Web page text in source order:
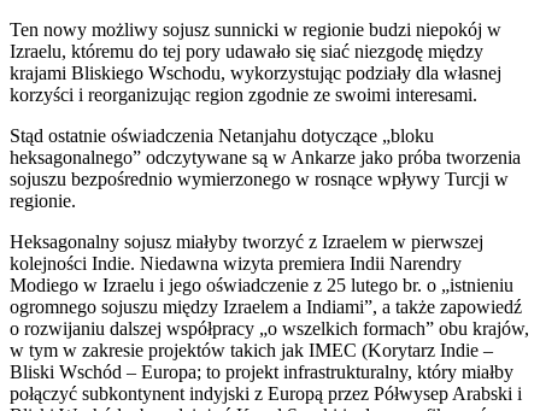
Ten nowy możliwy sojusz sunnicki w regionie budzi niepokój w
Izraelu, któremu do tej pory udawało się siać niezgodę między
krajami Bliskiego Wschodu, wykorzystując podziały dla własnej
korzyści i reorganizując region zgodnie ze swoimi interesami.
Stąd ostatnie oświadczenia Netanjahu dotyczące „bloku
heksagonalnego” odczytywane są w Ankarze jako próba tworzenia
sojuszu bezpośrednio wymierzonego w rosnące wpływy Turcji w
regionie.
Heksagonalny sojusz miałyby tworzyć z Izraelem w pierwszej
kolejności Indie. Niedawna wizyta premiera Indii Narendry
Modiego w Izraelu i jego oświadczenie z 25 lutego br. o „istnieniu
ogromnego sojuszu między Izraelem a Indiami”, a także zapowiedź
o rozwijaniu dalszej współpracy „o wszelkich formach” obu krajów,
w tym w zakresie projektów takich jak IMEC (Korytarz Indie –
Bliski Wschód – Europa; to projekt infrastrukturalny, który miałby
połączyć subkontynent indyjski z Europą przez Półwysep Arabski i